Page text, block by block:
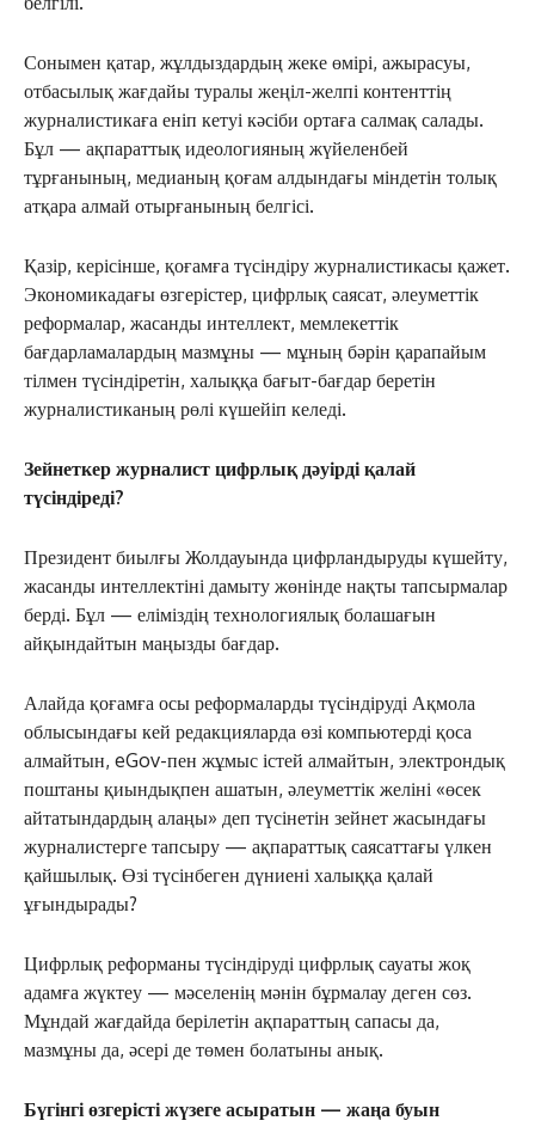
Сонымен қатар, жұлдыздардың жеке өмірі, ажырасуы,
отбасылық жағдайы туралы жеңіл-желпі контенттің
журналистикаға еніп кетуі кәсіби ортаға салмақ салады.
Бұл — ақпараттық идеологияның жүйеленбей
тұрғанының, медианың қоғам алдындағы міндетін толық
атқара алмай отырғанының белгісі.
Қазір, керісінше, қоғамға түсіндіру журналистикасы қажет.
Экономикадағы өзгерістер, цифрлық саясат, әлеуметтік
реформалар, жасанды интеллект, мемлекеттік
бағдарламалардың мазмұны — мұның бәрін қарапайым
тілмен түсіндіретін, халыққа бағыт-бағдар беретін
журналистиканың рөлі күшейіп келеді.
Зейнеткер журналист цифрлық дәуірді қалай
түсіндіреді?
Президент биылғы Жолдауында цифрландыруды күшейту,
жасанды интеллектіні дамыту жөнінде нақты тапсырмалар
берді. Бұл — еліміздің технологиялық болашағын
айқындайтын маңызды бағдар.
Алайда қоғамға осы реформаларды түсіндіруді Ақмола
облысындағы кей редакцияларда өзі компьютерді қоса
алмайтын, eGov-пен жұмыс істей алмайтын, электрондық
поштаны қиындықпен ашатын, әлеуметтік желіні «өсек
айтатындардың алаңы» деп түсінетін зейнет жасындағы
журналистерге тапсыру — ақпараттық саясаттағы үлкен
қайшылық. Өзі түсінбеген дүниені халыққа қалай
ұғындырады?
Цифрлық реформаны түсіндіруді цифрлық сауаты жоқ
адамға жүктеу — мәселенің мәнін бұрмалау деген сөз.
Мұндай жағдайда берілетін ақпараттың сапасы да,
мазмұны да, әсері де төмен болатыны анық.
Бүгінгі өзгерісті жүзеге асыратын — жаңа буын